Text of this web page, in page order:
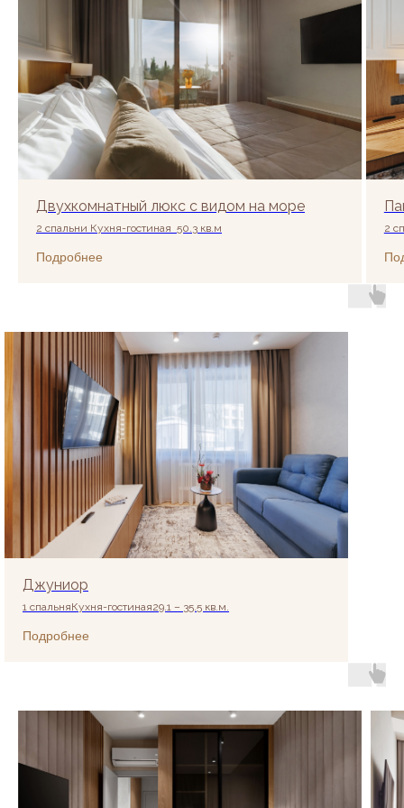
Двухкомнатный люкс с видом на море
2 спальниㅤ Кухня-гостиная ㅤ 50.3 кв.м
Подробнее
2
Джуниор
1 спальняㅤКухня-гостинаяㅤ29.1 – 35.5 кв.м.
Подробнее
В ОКРУЖЕНИИ
ПРЕКРАСНОГО
воплощаются все ваши мечты об уютном
отдыхе в самом центре города Сочи.